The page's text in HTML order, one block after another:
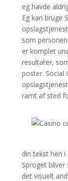
eg havde
Eg kan bruge
som
er komplet
resultater,
poster. Social
ramt af sted
din tekst hen
Sproget bliver
det visuelt